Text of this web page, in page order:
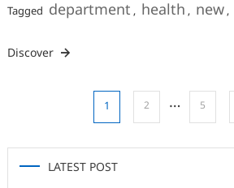
Tagged department , health , new,
Discover
1 2 … 5
LATEST POST